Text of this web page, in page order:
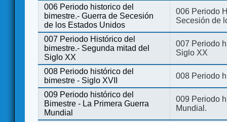
006 Periodo historico del
bimestre.- Guerra de Secesión
de los Estados Unidos
006 Periodo
Secesión de
007 Periodo Histórico del
bimestre.- Segunda mitad del
Siglo XX
007 Periodo
Siglo XX
008 Periodo histórico del
bimestre - Siglo XVII
008 Periodo
009 Periodo histórico del
Bimestre - La Primera Guerra
Mundial
009 Periodo
Mundial.